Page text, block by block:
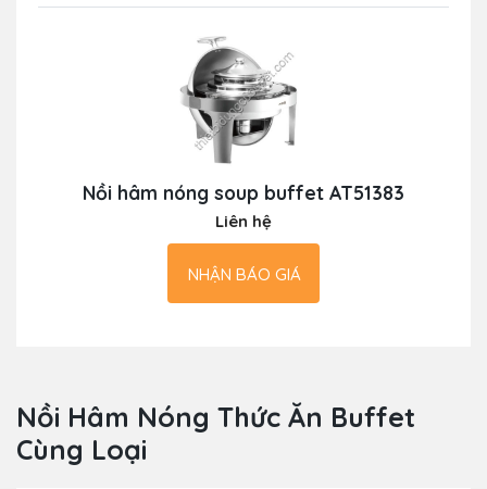
Nồi hâm nóng soup buffet AT51383
Liên hệ
NHẬN BÁO GIÁ
Nồi Hâm Nóng Thức Ăn Buffet
Cùng Loại